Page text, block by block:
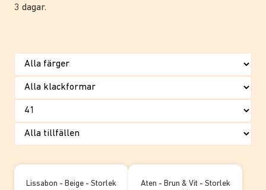
3 dagar.
Lissabon - Beige - Storlek
Aten - Brun & Vit - Storlek